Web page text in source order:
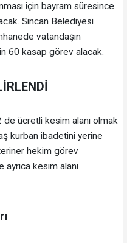
için bayram süresince
Sincan Belediyesi
vatandaşın
60 kasap görev alacak.
de ücretli kesim alanı olmak
kurban ibadetini yerine
hekim görev
kesim alanı